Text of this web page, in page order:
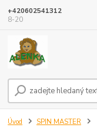
+420602541312
8-20
Úvod SPIN MASTER